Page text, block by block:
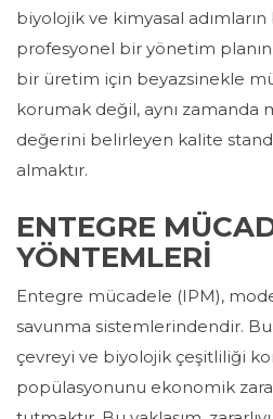
biyolojik ve kimyasal
profesyonel bir yönetim
bir üretim için beyazsinekle
korumak değil, aynı zamanda
değerini belirleyen kalite
almaktır.
ENTEGRE
YÖNTEMLERİ
Entegre mücadele (IPM),
savunma sistemlerindendir.
çevreyi ve biyolojik çeşitliliği
popülasyonunu ekonomik